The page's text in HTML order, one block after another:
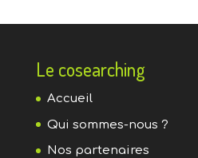
Le cosearching
Accueil
Qui sommes-nous ?
Nos partenaires